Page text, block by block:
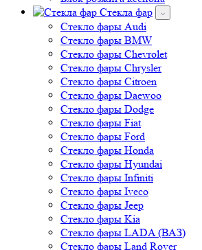
Стекло фары Audi
Стекло фары BMW
Стекло фары Chevrolet
Стекло фары Chrysler
Стекло фары Citroen
Стекло фары Daewoo
Стекло фары Dodge
Стекло фары Fiat
Стекло фары Ford
Стекло фары Honda
Стекло фары Hyundai
Стекло фары Infiniti
Стекло фары Iveco
Стекло фары Jeep
Стекло фары Kia
Стекло фары LADA (ВАЗ)
Стекло фары Land Rover
Стекло фары Lexus